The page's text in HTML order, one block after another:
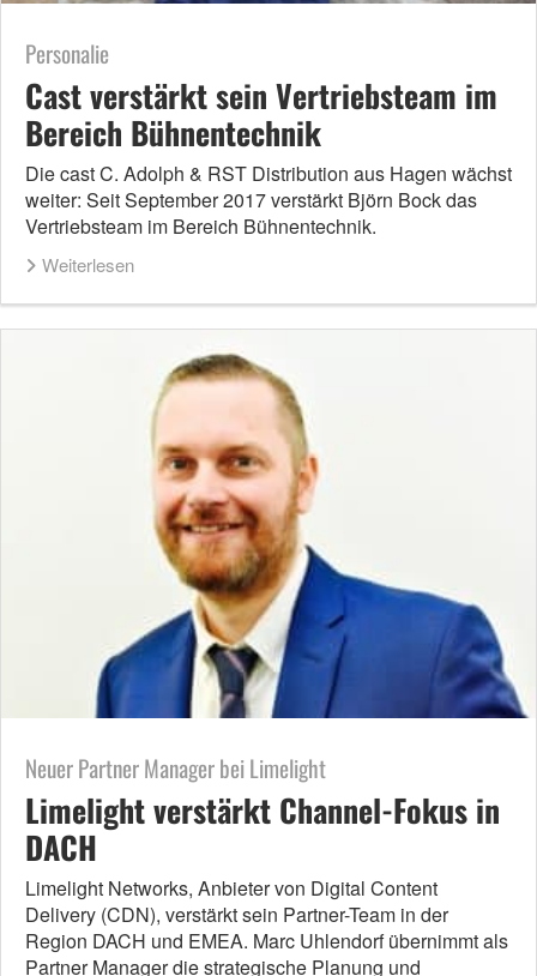
Personalie
Cast verstärkt sein Vertriebsteam im
Bereich Bühnentechnik
Die cast C. Adolph & RST Distribution aus Hagen wächst
weiter: Seit September 2017 verstärkt Björn Bock das
Vertriebsteam im Bereich Bühnentechnik.
Weiterlesen
Neuer Partner Manager bei Limelight
Limelight verstärkt Channel-Fokus in
DACH
Limelight Networks, Anbieter von Digital Content
Delivery (CDN), verstärkt sein Partner-Team in der
Region DACH und EMEA. Marc Uhlendorf übernimmt als
Partner Manager die strategische Planung und